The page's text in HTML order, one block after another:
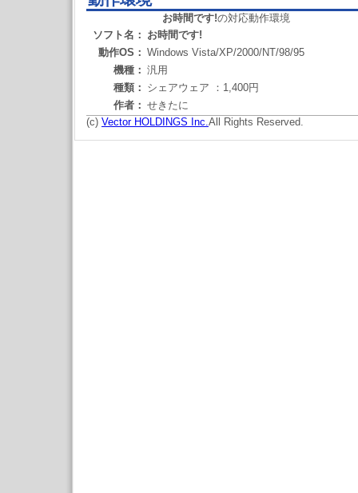
お時間です!の対応動作環境
ソフト名： お時間です!
動作OS： Windows Vista/XP/2000/NT/98/95
機種： 汎用
種類： シェアウェア ：1,400円
作者： せきたに
(c) Vector HOLDINGS Inc.All Rights Reserved.